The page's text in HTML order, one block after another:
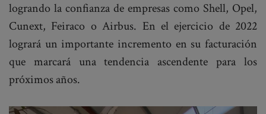
logrando la confianza de empresas como Shell, Opel,
Cunext, Feiraco o Airbus. En el ejercicio de 2022
logrará un importante incremento en su facturación
que marcará una tendencia ascendente para los
próximos años.